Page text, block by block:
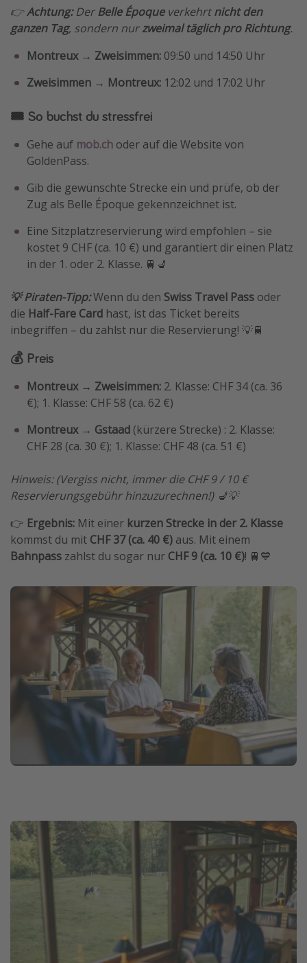
Bahnreisen in der Schweiz
Reisepassfreie Reiseziele
Travel Know How
Silvesterreisen
Last Minute Urlaub Deutschland
👉Achtung:DerBelle Époqueverkehrtnicht den
ganzen Tag, sondern nurzweimal täglich pro Richtung.
Montreux → Zweisimmen: 09:50 und 14:50 Uhr
Zweisimmen → Montreux: 12:02 und 17:02 Uhr
🎟️ So buchst du stressfrei
Gehe auf mob.ch oder auf die Website von
GoldenPass.
Gib die gewünschte Strecke ein und prüfe, ob der
Zug als Belle Époque gekennzeichnet ist.
Eine Sitzplatzreservierung wird empfohlen – sie
kostet 9 CHF (ca. 10 €) und garantiert dir einen Platz
in der 1. oder 2. Klasse. 🚆💺
💡 Piraten-Tipp:Wenn du den Swiss Travel Pass oder
die Half-Fare Card hast, ist das Ticket bereits
inbegriffen – du zahlst nur die Reservierung! 💡🚆
💰 Preis
Montreux → Zweisimmen: 2. Klasse: CHF 34 (ca. 36
€); 1. Klasse: CHF 58 (ca. 62 €)
Montreux → Gstaad (kürzere Strecke) : 2. Klasse:
CHF 28 (ca. 30 €); 1. Klasse: CHF 48 (ca. 51 €)
Hinweis: (Vergiss nicht, immer die CHF 9 / 10 €
Reservierungsgebühr hinzuzurechnen!) 💺💡
👉 Ergebnis: Mit einer kurzen Strecke in der 2. Klasse
kommst du mit CHF 37 (ca. 40 €) aus. Mit einem
Bahnpass zahlst du sogar nur CHF 9 (ca. 10 €)! 🚆💙